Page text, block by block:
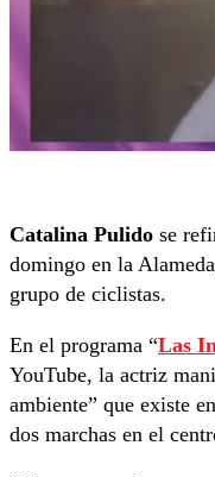
Catalina Pulido se
domingo en la
grupo de ciclistas.
En el programa “Las
YouTube, la actriz
ambiente” que existe
dos marchas en el